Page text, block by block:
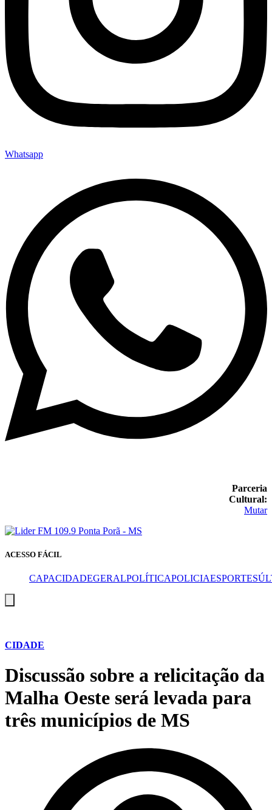
Whatsapp
Parceria
Cultural:
Mutar
ACESSO FÁCIL
CAPACIDADEGERALPOLÍTICAPOLICIAESPORTES
de
CIDADE
Discussão sobre a relicitação da
Malha Oeste será levada para
três municípios de MS